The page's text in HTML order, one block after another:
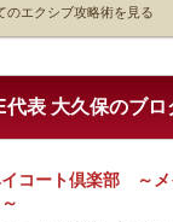
のエクシブ攻略術を見る
代表 大久保のブロ
イコート倶楽部 ～